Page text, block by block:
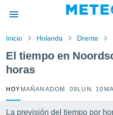
por
para
la
calidad.
a este
las
Inicio Holanda Drente
El tiempo en
horas
HOY MAÑANA DOM. 09 LUN. 10
La previsión del tiempo por